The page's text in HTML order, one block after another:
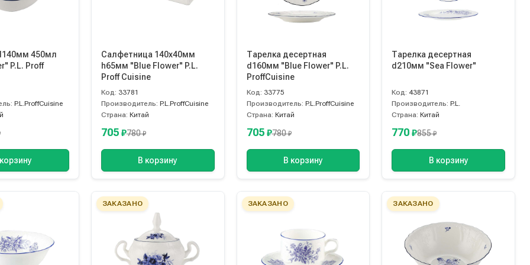
450мл
P.L. Proff
P.L.ProffCuisine
Салфетница 140х40мм
h65мм "Blue Flower" P.L.
Proff Cuisine
Код: 33781
Производитель: P.L.ProffCuisine
Страна: Китай
705 ₽780₽
В корзину
Тарелка десертная
d160мм "Blue Flower" P.L.
ProffCuisine
Код: 33775
Производитель: P.L.ProffCuisine
Страна: Китай
705 ₽780₽
В корзину
Тарелка десертная
d210мм "Sea Flower"
Код: 43871
Производитель:P.L.
Страна:Китай
770₽855₽
В корзину
ЗАКАЗАНО ЗАКАЗАНО ЗАКАЗАНО